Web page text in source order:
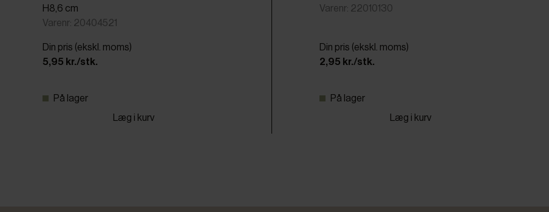
H8,6 cm
Varenr: 20404521
Din pris (ekskl. moms)
5,95 kr./stk.
På lager
Læg i kurv
Varenr: 22010130
Din pris (ekskl. moms)
2,95 kr./stk.
På lager
Læg i kurv